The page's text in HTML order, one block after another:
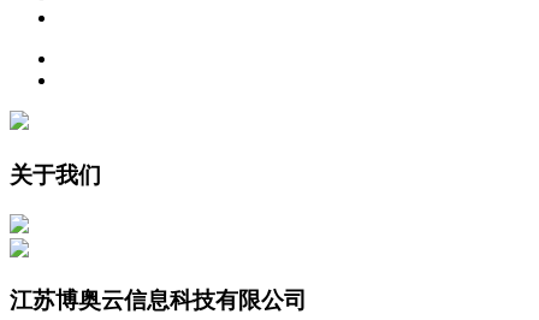
关于我们
江苏博奥云信息科技有限公司